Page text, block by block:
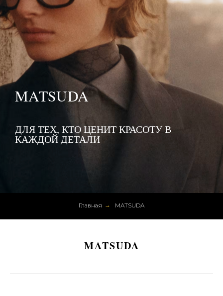
MATSUDA
ДЛЯ ТЕХ, КТО ЦЕНИТ КРАСОТУ В
КАЖДОЙ ДЕТАЛИ
Главная → MATSUDA
MATSUDA